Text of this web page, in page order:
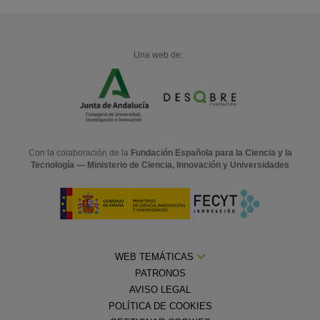
Una web de:
Con la colaboración de la Fundación Española para la Ciencia y la
Tecnología — Ministerio de Ciencia, Innovación y Universidades
WEB TEMÁTICAS
PATRONOS
AVISO LEGAL
POLÍTICA DE COOKIES